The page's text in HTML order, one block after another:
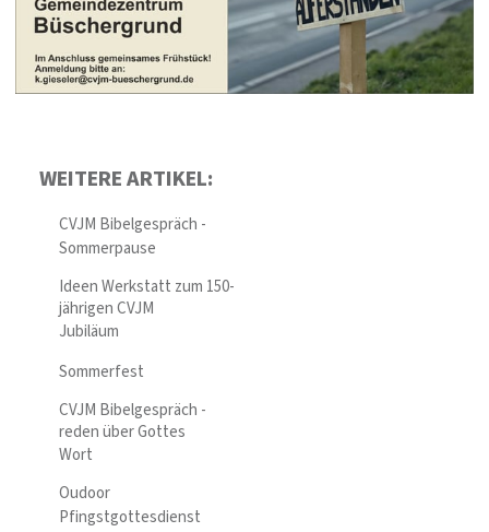
WEITERE ARTIKEL:
CVJM Bibelgespräch -
Sommerpause
Ideen Werkstatt zum 150-
jährigen CVJM
Jubiläum
Sommerfest
CVJM Bibelgespräch -
reden über Gottes
Wort
Oudoor
Pfingstgottesdienst